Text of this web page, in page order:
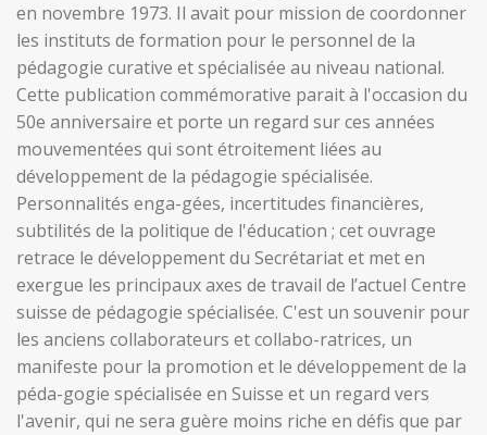
en novembre 1973. Il avait pour mission de coordonner
les instituts de formation pour le personnel de la
pédagogie curative et spécialisée au niveau national.
Cette publication commémorative parait à l'occasion du
50e anniversaire et porte un regard sur ces années
mouvementées qui sont étroitement liées au
développement de la pédagogie spécialisée.
Personnalités enga-gées, incertitudes financières,
subtilités de la politique de l'éducation ; cet ouvrage
retrace le développement du Secrétariat et met en
exergue les principaux axes de travail de l’actuel Centre
suisse de pédagogie spécialisée. C'est un souvenir pour
les anciens collaborateurs et collabo-ratrices, un
manifeste pour la promotion et le développement de la
péda-gogie spécialisée en Suisse et un regard vers
l'avenir, qui ne sera guère moins riche en défis que par